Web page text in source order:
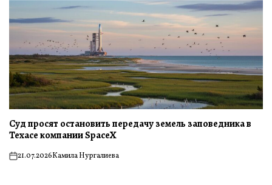
Суд просят остановить передачу земель заповедника в
Техасе компании SpaceX
on21.07.2026Камила Нургалиева